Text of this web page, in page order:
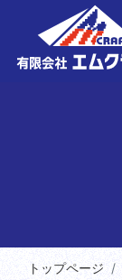
トップページ